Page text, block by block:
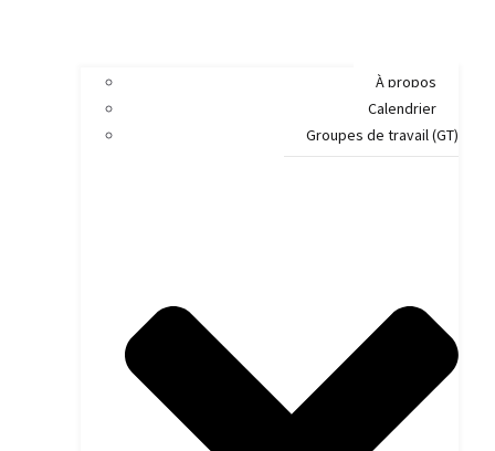
À propos
Calendrier
Groupes de travail (GT)